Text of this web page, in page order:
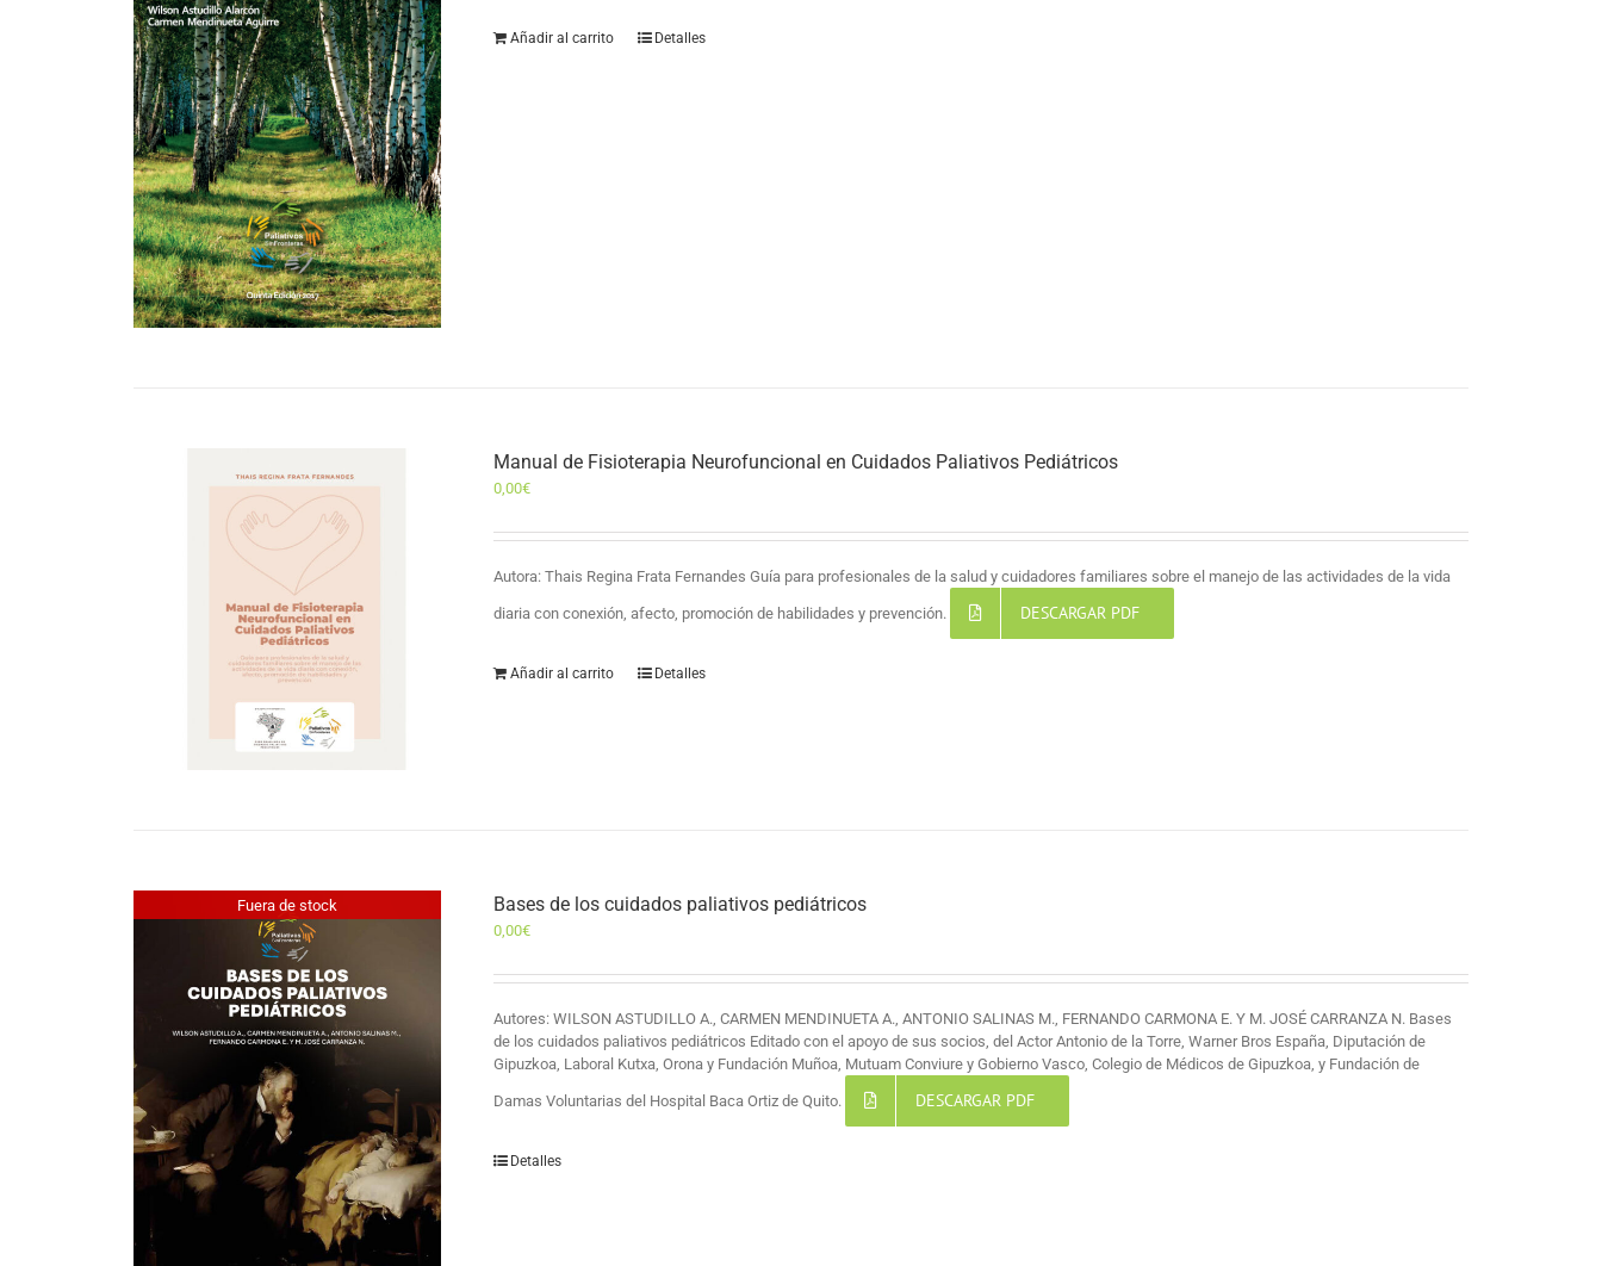
Añadir al carrito Detalles
Manual de Fisioterapia Neurofuncional en Cuidados Paliativos Pediátricos
0,00€
Autora: Thais Regina Frata Fernandes Guía para profesionales de la salud y cuidadores familiares sobre el manejo de las actividades de la vida
diaria con conexión, afecto, promoción de habilidades y prevención. DESCARGAR PDF
Añadir al carrito Detalles
Fuera de stock Bases de los cuidados paliativos pediátricos
0,00€
Autores: WILSON ASTUDILLO A., CARMEN MENDINUETA A., ANTONIO SALINAS M., FERNANDO CARMONA E. Y M. JOSÉ CARRANZA N. Bases
de los cuidados paliativos pediátricos Editado con el apoyo de sus socios, del Actor Antonio de la Torre, Warner Bros España, Diputación de
Gipuzkoa, Laboral Kutxa, Orona y Fundación Muñoa, Mutuam Conviure y Gobierno Vasco, Colegio de Médicos de Gipuzkoa, y Fundación de
Damas Voluntarias del Hospital Baca Ortiz de Quito. DESCARGAR PDF
Detalles